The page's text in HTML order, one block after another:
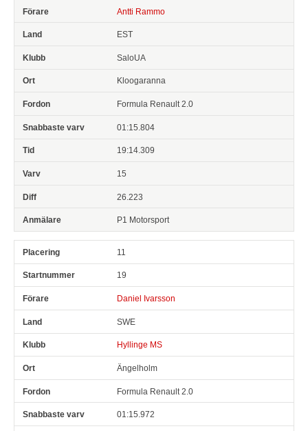
Antti Rammo
EST
SaloUA
Kloogaranna
Formula Renault 2.0
01:15.804
19:14.309
15
26.223
P1 Motorsport
11
19
Daniel Ivarsson
SWE
Hyllinge MS
Ängelholm
Formula Renault 2.0
01:15.972